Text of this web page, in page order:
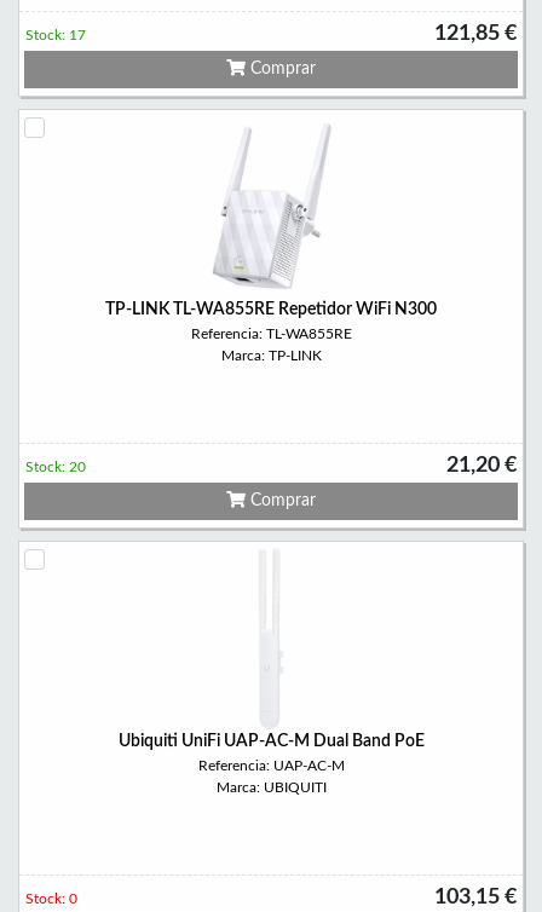
121,85 €
Stock: 17
Comprar
TP-LINK TL-WA855RE Repetidor WiFi N300
Referencia: TL-WA855RE
Marca: TP-LINK
21,20 €
Stock: 20
Comprar
Ubiquiti UniFi UAP-AC-M Dual Band PoE
Referencia: UAP-AC-M
Marca: UBIQUITI
103,15 €
Stock: 0